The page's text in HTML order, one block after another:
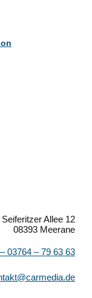
Seiferitzer Allee 12
08393 Meerane
03764 – 79 63 63